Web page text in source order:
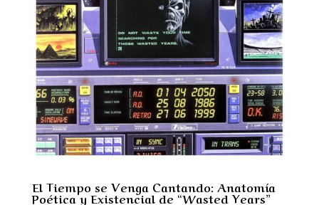
El Tiempo se Venga Cantando: Anatomía
Poética y Existencial de “Wasted Years”